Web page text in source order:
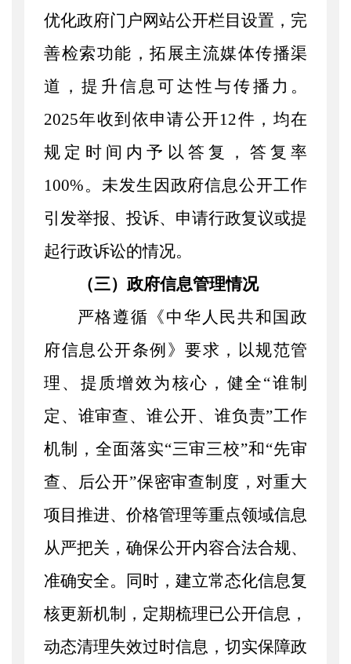
优化政府门户网站公开栏目设置，完
善检索功能，拓展主流媒体传播渠
道，提升信息可达性与传播力。
2025年收到依申请公开12件，均在
规定时间内予以答复，答复率
100%。 未发生因政府信息公开工作
引发举报、投诉、申请行政复议或提
起行政诉讼的情况。
（三）政府信息管理情况
严格遵循《中华人民共和国政
府信息公开条例》要求，以规范管
理、提质增效为核心，健全“谁制
定、谁审查、谁公开、谁负责”工作
机制，全面落实“三审三校”和“先审
查、后公开”保密审查制度，对重大
项目推进、价格管理等重点领域信息
从严把关，确保公开内容合法合规、
准确安全。同时，建立常态化信息复
核更新机制，定期梳理已公开信息，
动态清理失效过时信息，切实保障政